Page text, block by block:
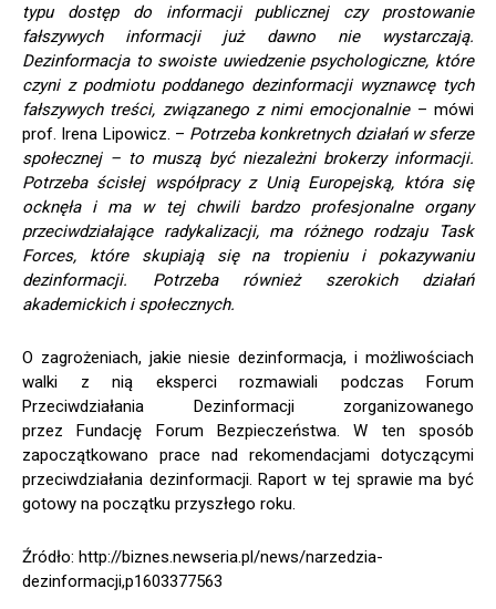
typu dostęp do informacji publicznej czy prostowanie
fałszywych informacji już dawno nie wystarczają.
Dezinformacja to swoiste uwiedzenie psychologiczne, które
czyni z podmiotu poddanego dezinformacji wyznawcę tych
fałszywych treści, związanego z nimi emocjonalnie – mówi
prof. Irena Lipowicz. – Potrzeba konkretnych działań w sferze
społecznej – to muszą być niezależni brokerzy informacji.
Potrzeba ścisłej współpracy z Unią Europejską, która się
ocknęła i ma w tej chwili bardzo profesjonalne organy
przeciwdziałające radykalizacji, ma różnego rodzaju Task
Forces, które skupiają się na tropieniu i pokazywaniu
dezinformacji. Potrzeba również szerokich działań
akademickich i społecznych.
O zagrożeniach, jakie niesie dezinformacja, i możliwościach
walki z nią eksperci rozmawiali podczas Forum
Przeciwdziałania Dezinformacji zorganizowanego
przez Fundację Forum Bezpieczeństwa. W ten sposób
zapoczątkowano prace nad rekomendacjami dotyczącymi
przeciwdziałania dezinformacji. Raport w tej sprawie ma być
gotowy na początku przyszłego roku.
Źródło: http://biznes.newseria.pl/news/narzedzia-
dezinformacji,p1603377563